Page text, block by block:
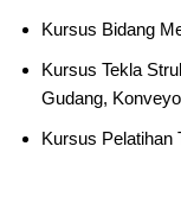
Kursus Bidang
Kursus Tekla
Gudang,
Kursus Pelatihan